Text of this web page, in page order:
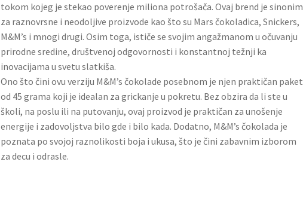
tokom kojeg je stekao poverenje miliona potrošača. Ovaj brend je sinonim
za raznovrsne i neodoljive proizvode kao što su Mars čokoladica, Snickers,
M&M’s i mnogi drugi. Osim toga, ističe se svojim angažmanom u očuvanju
prirodne sredine, društvenoj odgovornosti i konstantnoj težnji ka
inovacijama u svetu slatkiša.
Ono što čini ovu verziju M&M’s čokolade posebnom je njen praktičan paket
od 45 grama koji je idealan za grickanje u pokretu. Bez obzira da li ste u
školi, na poslu ili na putovanju, ovaj proizvod je praktičan za unošenje
energije i zadovoljstva bilo gde i bilo kada. Dodatno, M&M’s čokolada je
poznata po svojoj raznolikosti boja i ukusa, što je čini zabavnim izborom
za decu i odrasle.